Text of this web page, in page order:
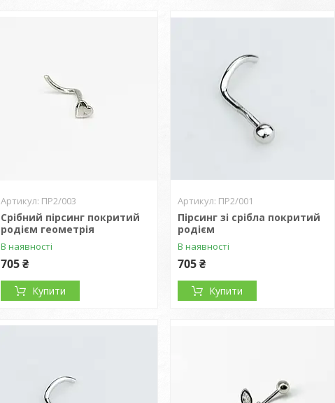
ПР2/003
Срібний пірсинг покритий
родієм геометрія
В наявності
705 ₴
Купити
ПР2/001
Пірсинг зі срібла покритий
родієм
В наявності
705 ₴
Купити